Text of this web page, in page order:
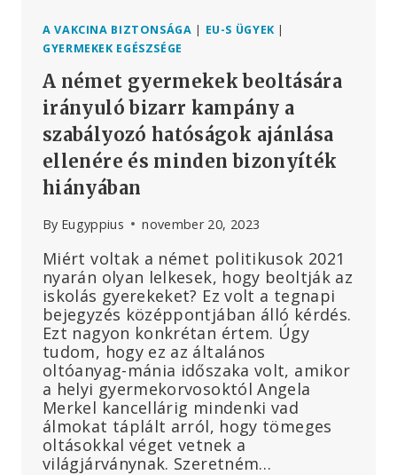
KAMPÁNYOKNAK
A
INDÍTJA
EL
A VAKCINA BIZTONSÁGA | EU-S ÜGYEK |
GYERMEKEK EGÉSZSÉGE
A német gyermekek beoltására
irányuló bizarr kampány a
szabályozó hatóságok ajánlása
ellenére és minden bizonyíték
hiányában
By Eugyppius november 20, 2023
Miért voltak a német politikusok 2021
nyarán olyan lelkesek, hogy beoltják az
iskolás gyerekeket? Ez volt a tegnapi
bejegyzés középpontjában álló kérdés.
Ezt nagyon konkrétan értem. Úgy
tudom, hogy ez az általános
oltóanyag-mánia időszaka volt, amikor
a helyi gyermekorvosoktól Angela
Merkel kancellárig mindenki vad
álmokat táplált arról, hogy tömeges
oltásokkal véget vetnek a
világjárványnak. Szeretném…